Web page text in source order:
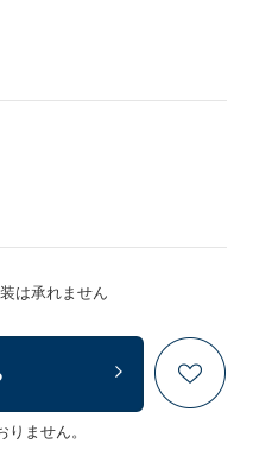
は承れません
ません。